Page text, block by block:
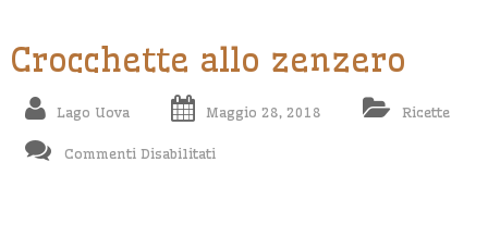
Crocchette allo zenzero
Lago Uova Maggio 28, 2018 Ricette
Commenti Disabilitati